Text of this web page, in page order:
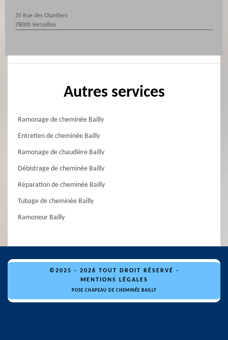
35 Rue des Chantiers
78000 Versailles
Autres services
Ramonage de cheminée Bailly
Entretien de cheminée Bailly
Ramonage de chaudière Bailly
Débistrage de cheminée Bailly
Réparation de cheminée Bailly
Tubage de cheminée Bailly
Ramoneur Bailly
©2025 - 2026 TOUT DROIT RÉSERVÉ -
MENTIONS LÉGALES
POSE CHAPEAU DE CHEMINÉE BAILLY